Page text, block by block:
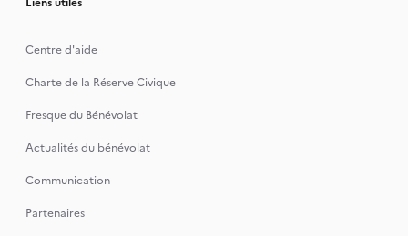
Centre d'aide
Charte de la Réserve Civique
Fresque du Bénévolat
Actualités du bénévolat
Communication
Partenaires